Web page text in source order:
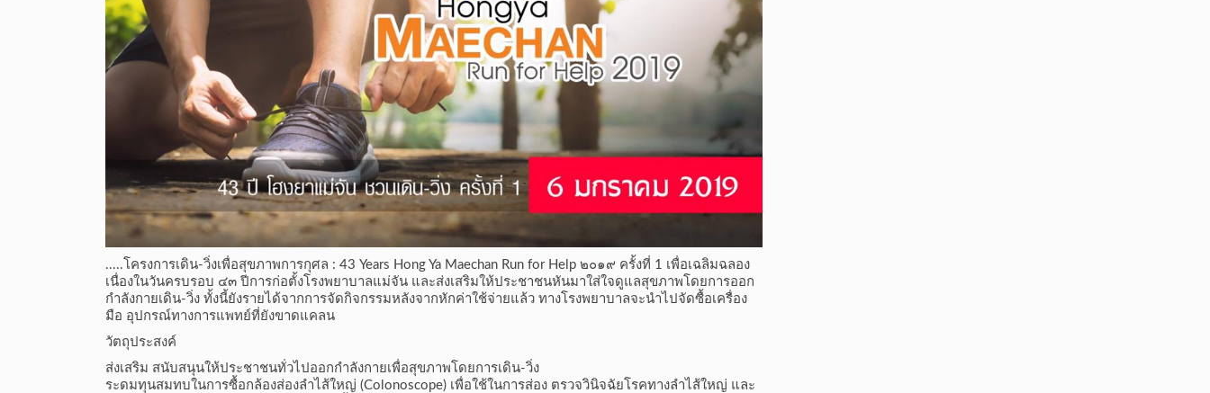
.....โครงการเดิน-วิ่งเพื่อสุขภาพการกุศล : 43 Years Hong Ya Maechan Run for Help ๒๐๑๙ ครั้งที่ 1 เพื่อเฉลิมฉลอง
เนื่องในวันครบรอบ ๔๓ ปีการก่อตั้งโรงพยาบาลแม่จัน และส่งเสริมให้ประชาชนหันมาใส่ใจดูแลสุขภาพโดยการออก
กำลังกายเดิน-วิ่ง ทั้งนี้ยังรายได้จากการจัดกิจกรรมหลังจากหักค่าใช้จ่ายแล้ว ทางโรงพยาบาลจะนำไปจัดซื้อเครื่อง
มือ อุปกรณ์ทางการแพทย์ที่ยังขาดแคลน
วัตถุประสงค์
ส่งเสริม สนับสนุนให้ประชาชนทั่วไปออกกำลังกายเพื่อสุขภาพโดยการเดิน-วิ่ง
ระดมทุนสมทบในการซื้อกล้องส่องลำไส้ใหญ่ (Colonoscope) เพื่อใช้ในการส่อง ตรวจวินิจฉัยโรคทางลำไส้ใหญ่ และ